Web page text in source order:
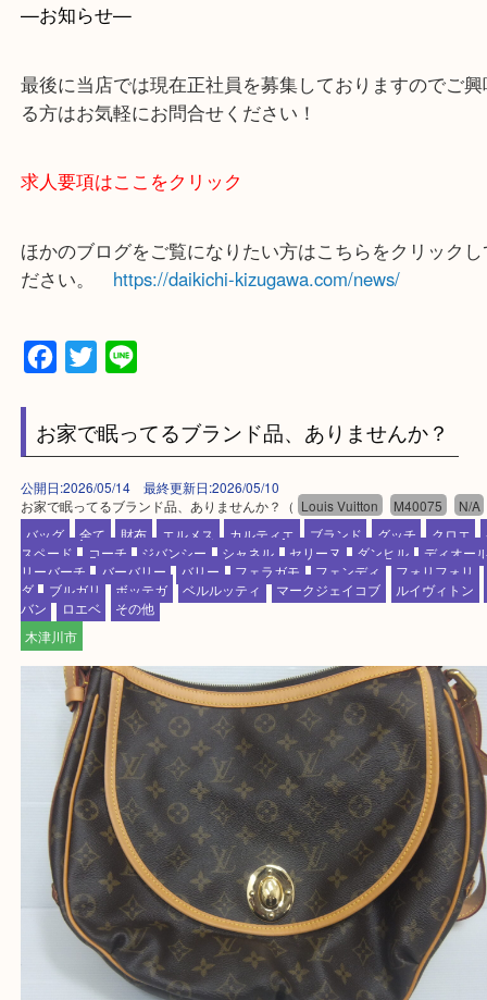
上記に記載がないエリアでもご相談ください！
買取専門店 大吉 ガーデンモール木津川店に来てよ
思っていただけるよう一点一点、丁寧に査定させ
ます！
—お知らせ—
最後に当店では現在正社員を募集しておりますの
る方はお気軽にお問合せください！